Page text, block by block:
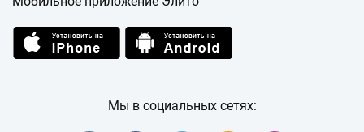
Мы в социальных сетях: